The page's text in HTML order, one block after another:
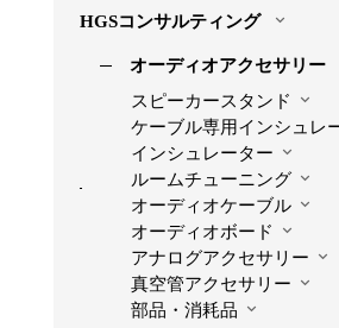
HGSコンサルティング
オーディオアクセサリー
スピーカースタンド
ケーブル専用インシュレ
インシュレーター
ルームチューニング
オーディオケーブル
オーディオボード
アナログアクセサリー
真空管アクセサリー
部品・消耗品